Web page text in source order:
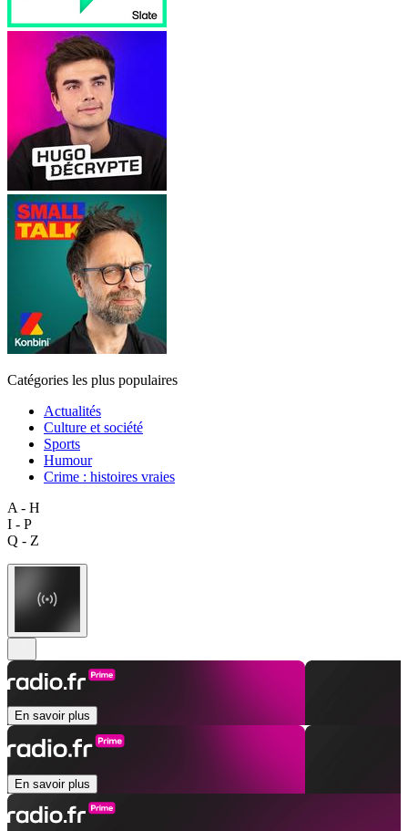
Catégories les plus populaires
Actualités
Culture et société
Sports
Humour
Crime : histoires vraies
A - H
I - P
Q - Z
En savoir plus
En savoir plus